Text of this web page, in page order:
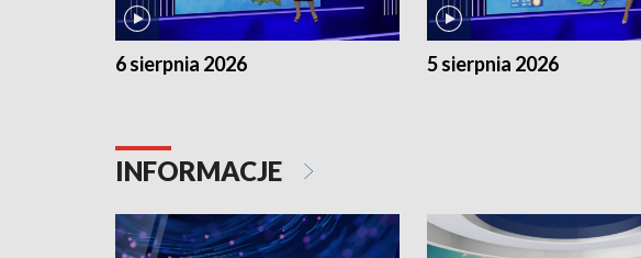
6 sierpnia 2026 5 sierpnia 2026
INFORMACJE